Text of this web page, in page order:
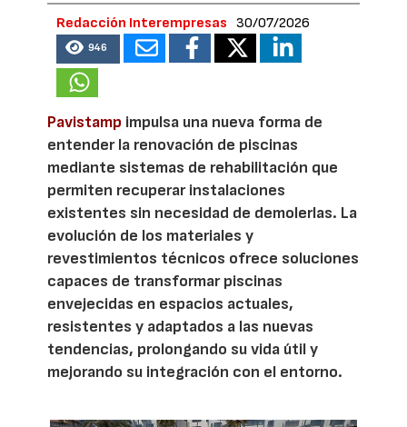
Redacción Interempresas 30/07/2026
946
Pavistamp impulsa una nueva forma de
entender la renovación de piscinas
mediante sistemas de rehabilitación que
permiten recuperar instalaciones
existentes sin necesidad de demolerlas. La
evolución de los materiales y
revestimientos técnicos ofrece soluciones
capaces de transformar piscinas
envejecidas en espacios actuales,
resistentes y adaptados a las nuevas
tendencias, prolongando su vida útil y
mejorando su integración con el entorno.